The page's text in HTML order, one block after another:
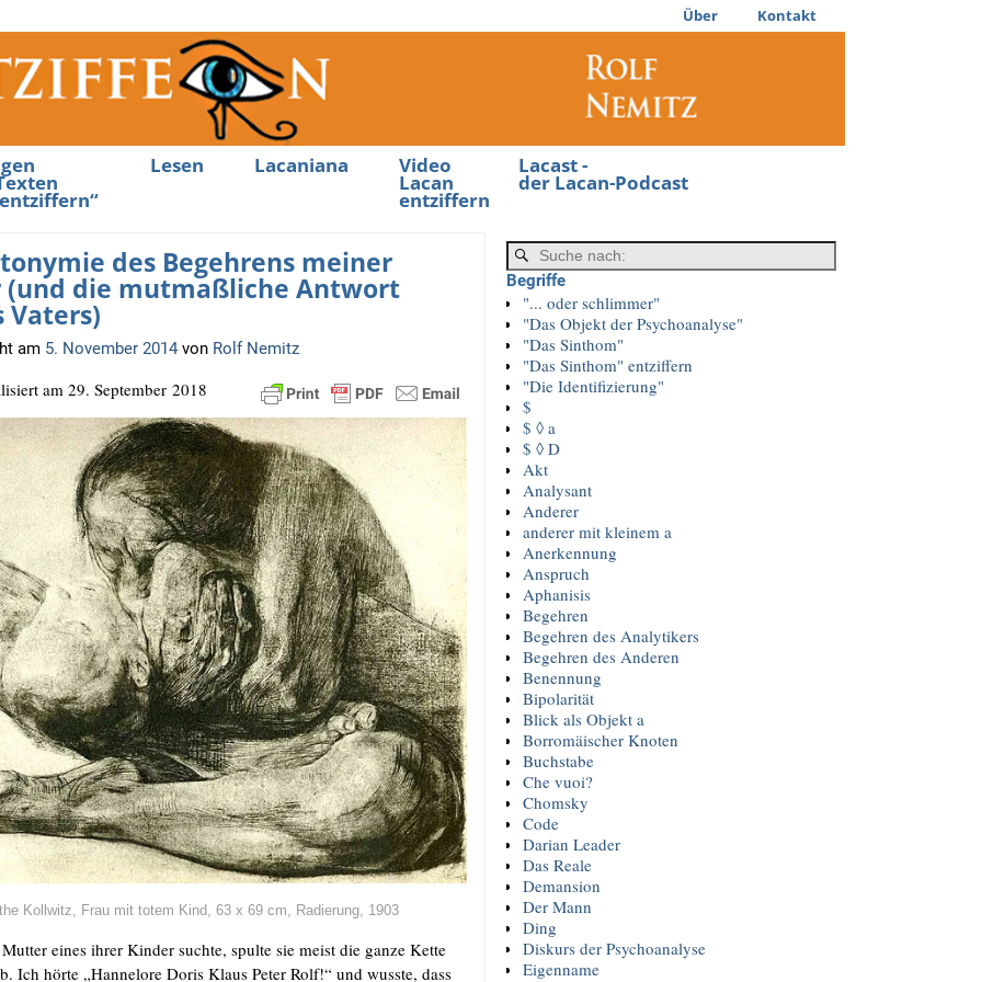
Über Kontakt
Lesen Lacaniana Video
Lacan
entziffern
Lacast -
der Lacan-Podcast
des Begehrens meiner
die mutmaßliche Antwort
Vaters)
am 5. November 2014 von Rolf Nemitz
am 29. Sep­tem­ber 2018
Koll­witz, Frau mit totem Kind, 63 x 69 cm, Radie­rung, 1903
eines ihrer Kin­der such­te, spul­te sie meist die gan­ze Ket­te
Ich hör­te „Han­ne­lo­re Doris Klaus Peter Rolf!“ und wuss­te, dass
Begriffe
"... oder schlimmer"
"Das Objekt der Psychoanalyse"
"Das Sinthom"
"Das Sinthom" entziffern
"Die Identifizierung"
$
$ ◊ a
$ ◊ D
Akt
Analysant
Anderer
anderer mit kleinem a
Anerkennung
Anspruch
Aphanisis
Begehren
Begehren des Analytikers
Begehren des Anderen
Benennung
Bipolarität
Blick als Objekt a
Borromäischer Knoten
Buchstabe
Che vuoi?
Chomsky
Code
Darian Leader
Das Reale
Demansion
Der Mann
Ding
Diskurs der Psychoanalyse
Eigenname